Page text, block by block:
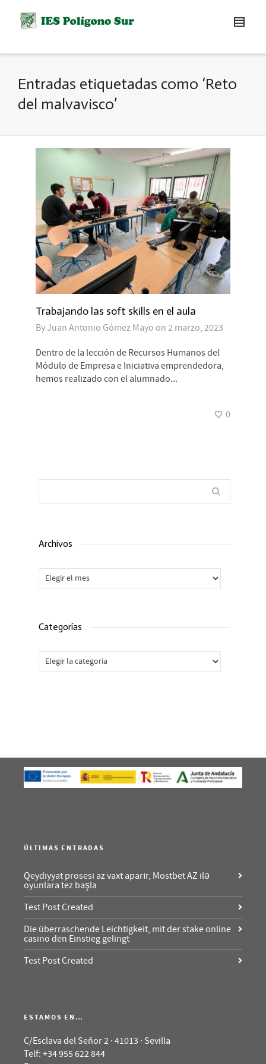
Entradas etiquetadas como ‘Reto
del malvavisco’
Trabajando las soft skills en el aula
ByJuan Antonio Gómez Mayo on 2 marzo, 2023
Dentro de la lección de Recursos Humanos del
Módulo de Empresa e Iniciativa emprendedora,
hemos realizado con el alumnado...
0
Archivos
Archivos
Categorías
Categorías
ÚLTIMAS ENTRADAS
Qeydiyyat prosesi az vaxt aparır, Mostbet AZ ilə
oyunlara tez başla
Test Post Created
Die überraschende Leichtigkeit, mit der stake online
casino den Einstieg gelingt
Test Post Created
ESTAMOS EN…
C/Esclava del Señor 2 · 41013 · Sevilla
Telf: +34 955 622 844